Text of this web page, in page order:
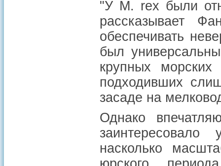
"У M. rex были
рассказывает
обеспечивать
был
крупных
подходивших
засаде на
Однако
насколько